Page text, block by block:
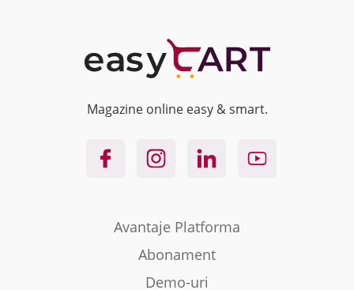
Magazine online easy & smart.
Avantaje Platforma
Abonament
Demo-uri